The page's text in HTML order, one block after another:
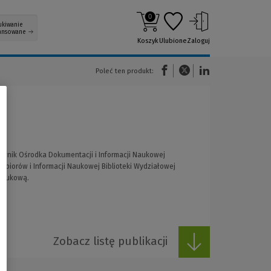
0
KoszykUlubioneZaloguj
Poleć ten produkt:
(Nowe okno)(Link do innej strony)
Ośrodka Dokumentacji i Informacji Naukowej
i Informacji Naukowej Biblioteki Wydziałowej
Zobacz listę publikacji